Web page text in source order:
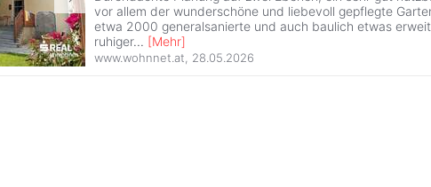
vor allem der wunderschöne und liebevoll gepflegte
etwa 2000 generalsanierte und auch baulich etwas
ruhiger... [Mehr]
www.wohnnet.at 28.05.2026